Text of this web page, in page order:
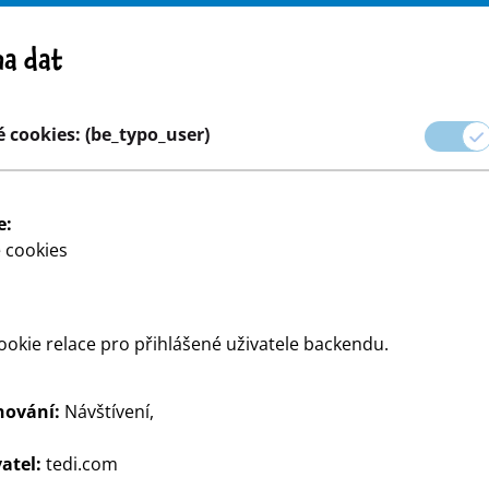
Kariéra
TEDi.
dat
cookies: (be_typo_user)
relace pro přihlášené uživatele backendu.
Návštívení,
tedi.com